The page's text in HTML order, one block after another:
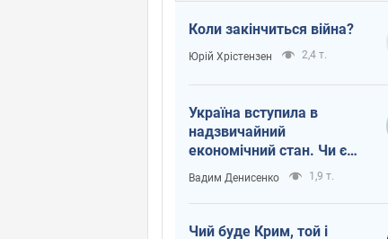
Коли закінчиться війна?
Юрій Хрістензен 2,4 т.
Україна вступила в
надзвичайний
економічний стан. Чи є
світло вкінці тунелю?
Вадим Денисенко 1,9 т.
Чий буде Крим, той і